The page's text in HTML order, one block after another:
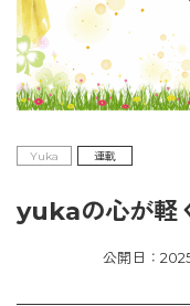
Yuka 連載
yukaの心が軽
公開日：